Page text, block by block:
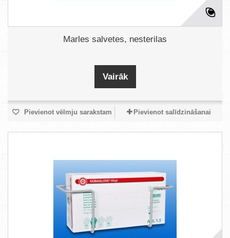
Marles salvetes, nesterilas
Vairāk
Pievienot vēlmju sarakstam Pievienot salīdzināšanai